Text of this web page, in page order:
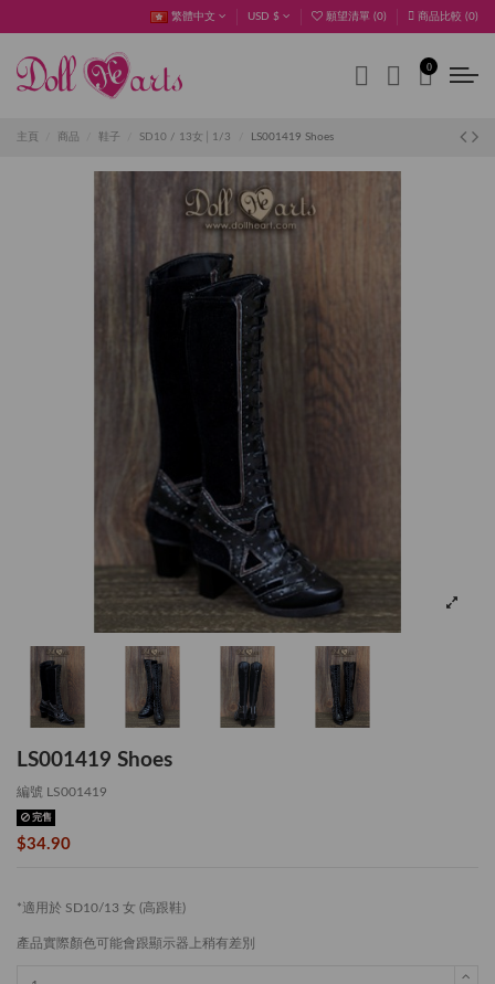
繁體中文 USD $ 願望清單 (0) 商品比較 (0)
0
主頁 商品 鞋子 SD10 / 13女│1/3 LS001419 Shoes
LS001419 Shoes
編號 LS001419
完售
$34.90
*適用於 SD10/13 女 (高跟鞋)
產品實際顏色可能會跟顯示器上稍有差別